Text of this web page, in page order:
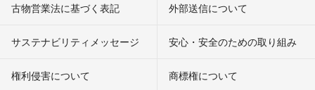
古物営業法に基づく表記 外部送信について
サステナビリティメッセージ 安心・安全のための取り組み
権利侵害について
商標権について